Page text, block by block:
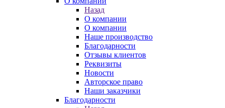
Назад
О компании
О компании
Наше производство
Благодарности
Отзывы клиентов
Реквизиты
Новости
Авторское право
Наши заказчики
Благодарности